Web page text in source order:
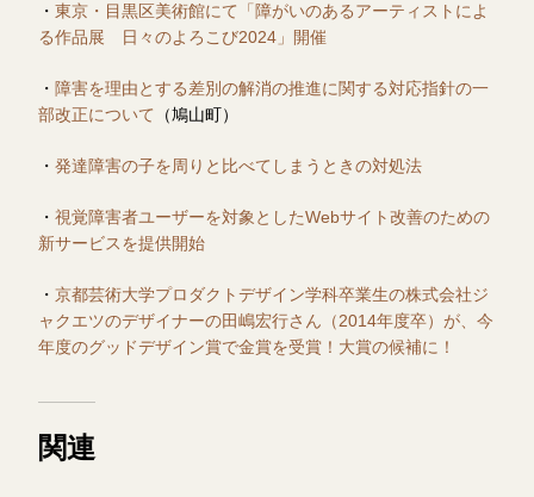
・ 東京・目黒区美術館にて「障がいのあるアーティストによ
る作品展 日々のよろこび2024」開催
・ 障害を理由とする差別の解消の推進に関する対応指針の一
部改正について
（鳩山町）
・ 発達障害の子を周りと比べてしまうときの対処法
・ 視覚障害者ユーザーを対象としたWebサイト改善のための
新サービスを提供開始
・ 京都芸術大学プロダクトデザイン学科卒業生の株式会社ジ
ャクエツのデザイナーの田嶋宏行さん（2014年度卒）が、今
年度のグッドデザイン賞で金賞を受賞！大賞の候補に！
関連